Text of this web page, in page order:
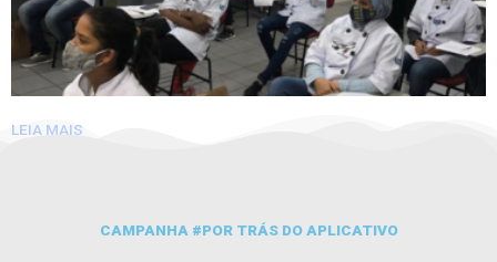
LEIA MAIS
CAMPANHA #POR TRÁS DO APLICATIVO